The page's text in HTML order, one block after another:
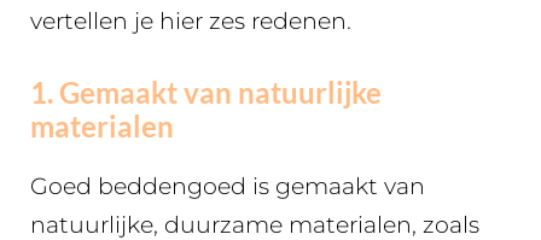
vertellen je hier zes redenen.
1. Gemaakt van natuurlijke
materialen
Goed beddengoed is gemaakt van
natuurlijke, duurzame materialen, zoals